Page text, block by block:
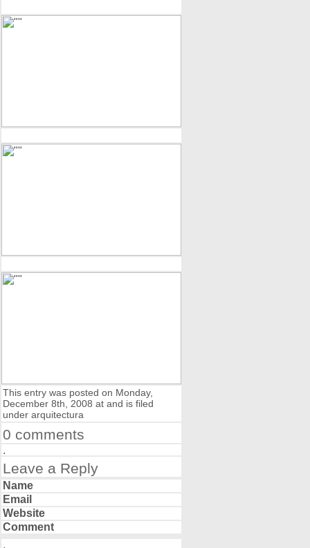
This entry was posted on Monday,
December 8th, 2008 at and is filed
under arquitectura
0 comments
Leave a Reply
Name
Email
Website
Comment